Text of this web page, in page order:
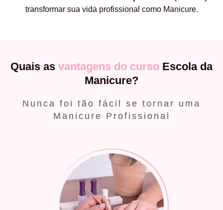
transformar sua vida profissional como Manicure.
Quais as vantagens do curso Escola da
Manicure?
Nunca foi tão fácil se tornar uma
Manicure Profissional